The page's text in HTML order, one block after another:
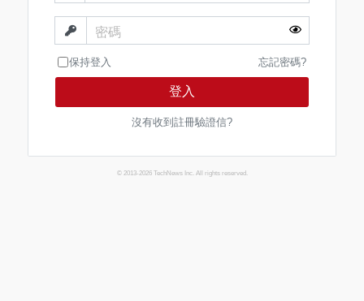
密碼
保持登入 忘記密碼?
登入
沒有收到註冊驗證信?
© 2013-2026 TechNews Inc. All rights reserved.